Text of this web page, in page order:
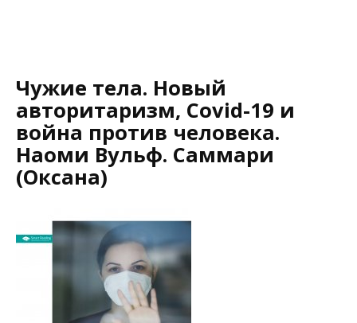
Чужие тела. Новый
авторитаризм, Covid-19 и
война против человека.
Наоми Вульф. Саммари
(Оксана)